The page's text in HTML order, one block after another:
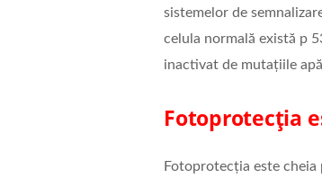
sistemelor de
celula normală există p
inactivat de mutațiile
Fotoprotecția
Fotoprotecția este